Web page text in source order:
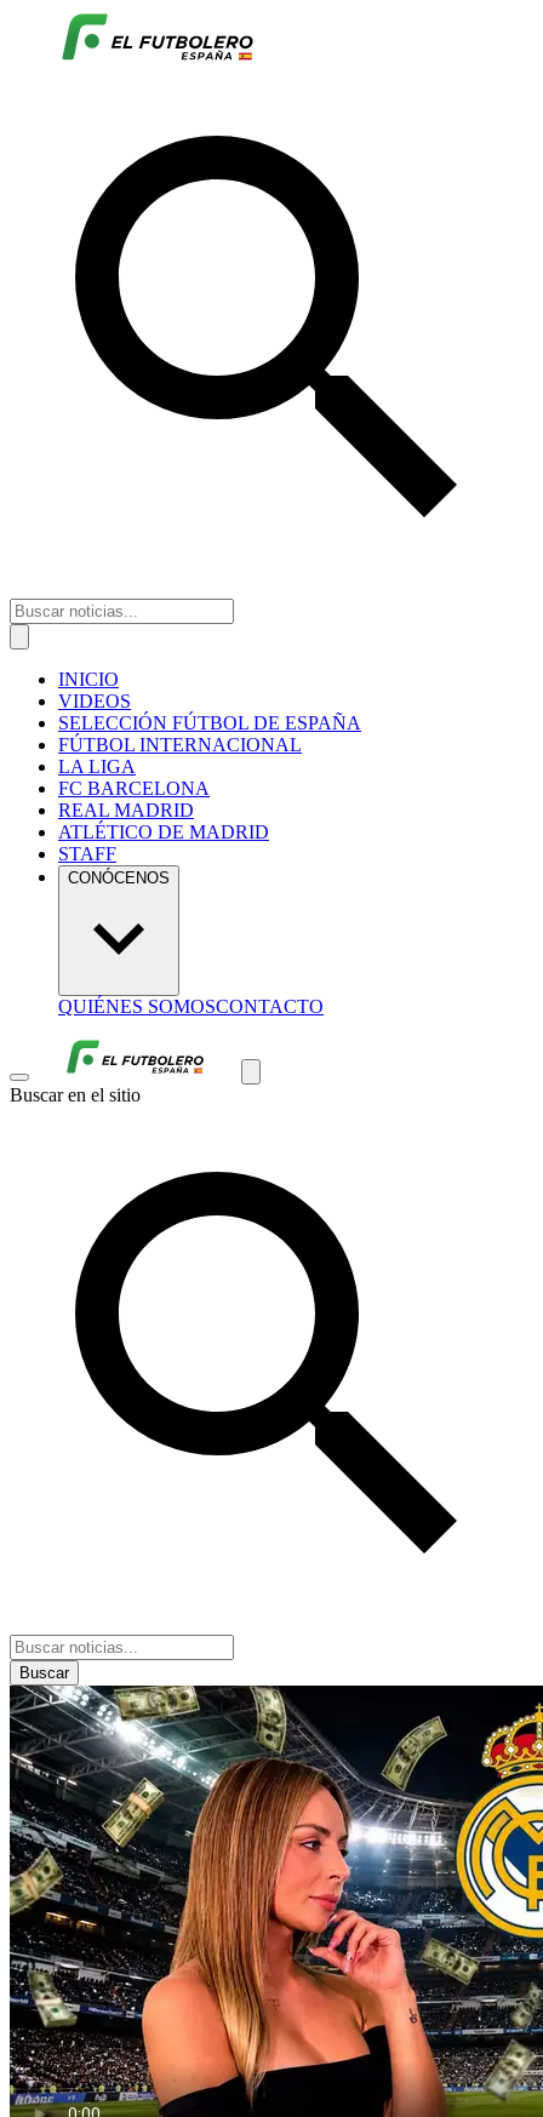
INICIO
VIDEOS
SELECCIÓN FÚTBOL DE ESPAÑA
FÚTBOL INTERNACIONAL
LA LIGA
FC BARCELONA
REAL MADRID
ATLÉTICO DE MADRID
STAFF
CONÓCENOS
QUIÉNES SOMOSCONTACTO
Buscar en el sitio
Buscar